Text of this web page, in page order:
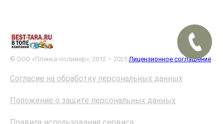
© ООО «Пленка-полимер», 2012 – 2025 Лицензионное соглашение
Согласие на обработку персональных данных
Положение о защите персональных данных